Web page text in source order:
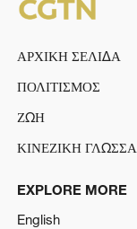
ΑΡΧΙΚΗ ΣΕΛΙΔΑ
ΠΟΛΙΤΙΣΜΟΣ
ΖΩΗ
ΚΙΝΕΖΙΚΗ ΓΛΩΣΣΑ
EXPLORE MORE
English